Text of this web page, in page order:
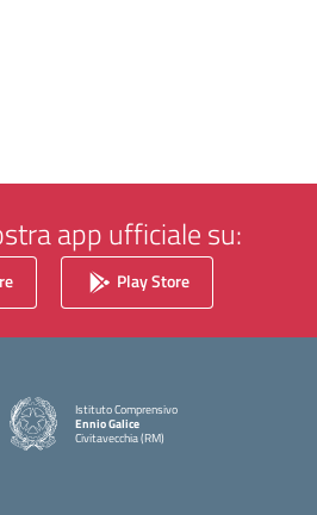
app ufficiale su:
Play Store
Istituto Comprensivo
Ennio Galice
Civitavecchia (RM)